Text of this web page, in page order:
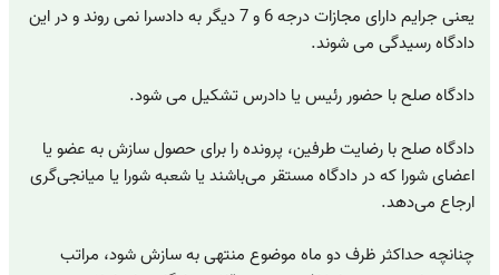
یعنی جرایم دارای مجازات درجه 6 و 7 دیگر به دادسرا نمی روند و در این
دادگاه رسیدگی می شوند.
دادگاه صلح با حضور رئیس یا دادرس تشکیل می شود.
دادگاه صلح با رضایت طرفین، پرونده را برای حصول سازش به عضو یا
اعضای شورا که در دادگاه مستقر می‌باشند یا شعبه شورا یا میانجی‌گری
ارجاع می‌دهد.
چنانچه حداکثر ظرف دو ماه موضوع منتهی به سازش شود، مراتب